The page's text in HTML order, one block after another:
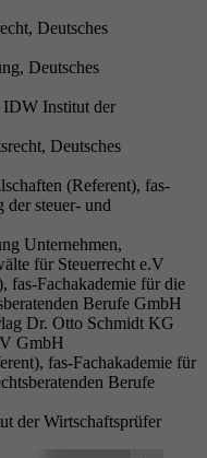
Deutsches
Deutsches
Institut der
Deutsches
(Referent), fas-
der steuer- und
Unternehmen,
für Steuerrecht e.V
fas-Fachakademie für die
Berufe GmbH
Dr. Otto Schmidt KG
GmbH
fas-Fachakademie für
Berufe
der Wirtschaftsprüfer